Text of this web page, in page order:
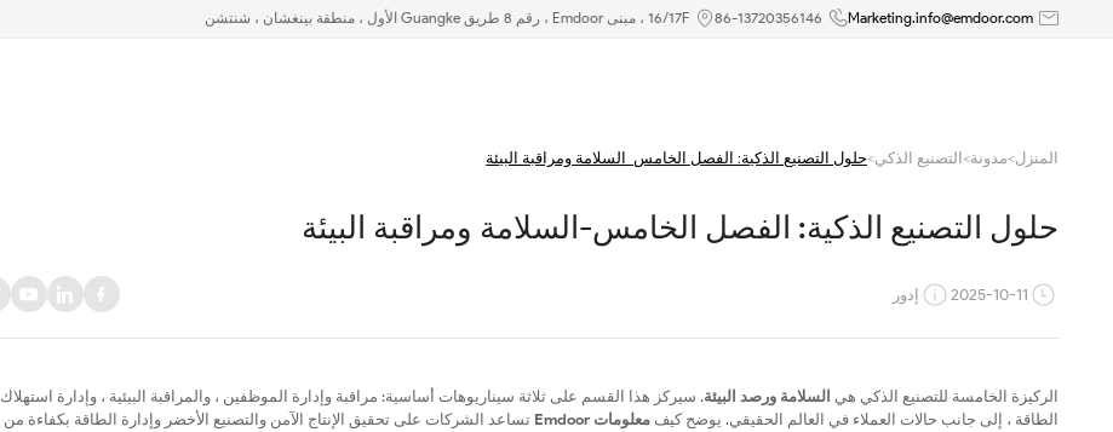
حلول
الفصل
الخامس-
السلامة
ومراقبة
البيئة
Marketing.info@emdoor.com
86-13720356146 16/17F ، مبنى Emdoor ، رقم 8 طريق Guangke الأول ، منطقة بينغشان ، شنتشن
المنزل>مدونة> التصنيع الذكي>حلول التصنيع الذكية: الفصل الخامس-السلامة ومراقبة البيئة
حلول التصنيع الذكية: الفصل الخامس-السلامة ومراقبة البيئة
2025-10-11 إدور
الركيزة الخامسة للتصنيع الذكي هي السلامة ورصد البيئة. سيركز هذا القسم على ثلاثة سيناريوهات أساسية: مراقبة وإدارة الموظفين ، والمراقبة البيئية ، وإدارة استهلاك
الطاقة ، إلى جانب حالات العملاء في العالم الحقيقي. يوضح كيف معلومات Emdoor
تساعد الشركات على تحقيق الإنتاج الآمن والتصنيع الأخضر وإدارة الطاقة بكفاءة من